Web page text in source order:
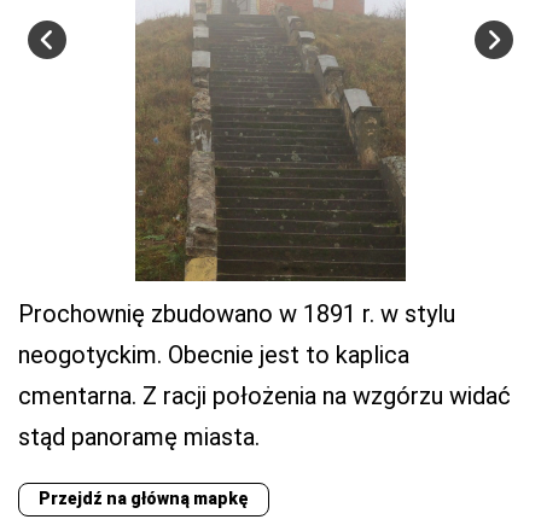
Prochownię zbudowano w 1891 r. w stylu
neogotyckim. Obecnie jest to kaplica
cmentarna. Z racji położenia na wzgórzu widać
stąd panoramę miasta.
Przejdź na główną mapkę